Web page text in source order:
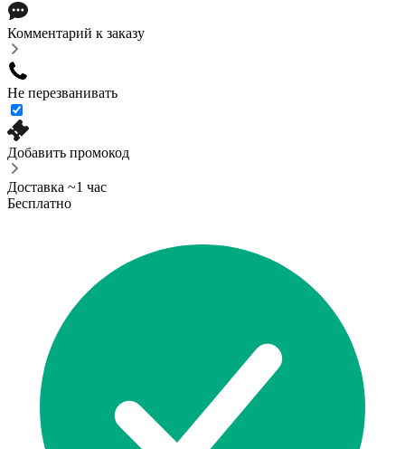
Комментарий к заказу
Не перезванивать
Добавить промокод
Доставка ~1 час
Бесплатно